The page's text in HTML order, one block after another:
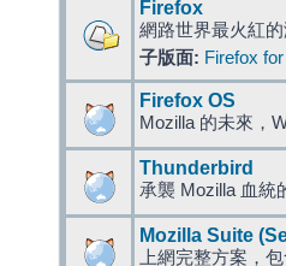
Firefox
網路世界最火紅
子版面: Firefox
Firefox OS
Mozilla 的未來，
Thunderbird
承襲 Mozilla 血統
Mozilla Suite
上網完整方案，